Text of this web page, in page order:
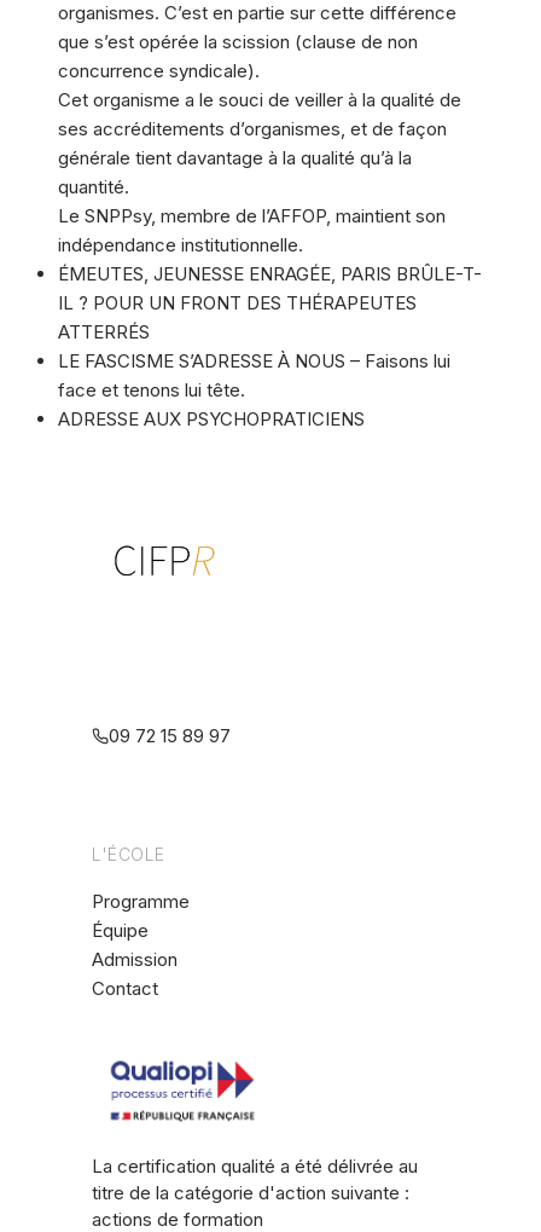
organismes. C’est en partie sur cette différence
que s’est opérée la scission (clause de non
concurrence syndicale).
Cet organisme a le souci de veiller à la qualité de
ses accréditements d’organismes, et de façon
générale tient davantage à la qualité qu’à la
quantité.
Le SNPPsy, membre de l’AFFOP, maintient son
indépendance institutionnelle.
ÉMEUTES, JEUNESSE ENRAGÉE, PARIS BRÛLE-T-
IL ? POUR UN FRONT DES THÉRAPEUTES
ATTERRÉS
LE FASCISME S’ADRESSE À NOUS – Faisons lui
face et tenons lui tête.
ADRESSE AUX PSYCHOPRATICIENS
09 72 15 89 97
L'ÉCOLE
Programme
Équipe
Admission
Contact
La certification qualité a été délivrée au
titre de la catégorie d'action suivante :
actions de formation